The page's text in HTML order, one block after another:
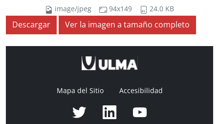
image/jpeg 94x149 24.0 KB
Descargar Ver la imagen a tamaño completo
Mapa del Sitio Accesibilidad